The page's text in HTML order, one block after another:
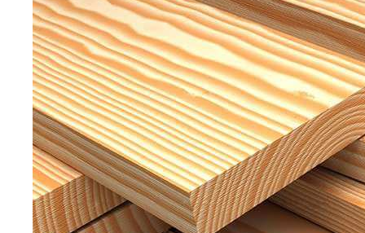
Мебельный щит Ясень
Брусок Сосна/Ель